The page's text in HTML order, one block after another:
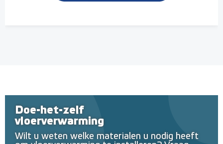
Doe-het-zelf
vloerverwarming
Wilt u weten welke materialen u nodig heeft